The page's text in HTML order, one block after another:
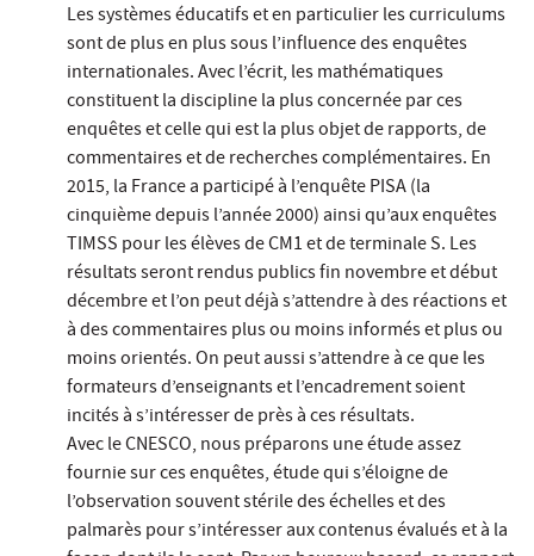
Les systèmes éducatifs et en particulier les curriculums
sont de plus en plus sous l’influence des enquêtes
internationales. Avec l’écrit, les mathématiques
constituent la discipline la plus concernée par ces
enquêtes et celle qui est la plus objet de rapports, de
commentaires et de recherches complémentaires. En
2015, la France a participé à l’enquête PISA (la
cinquième depuis l’année 2000) ainsi qu’aux enquêtes
TIMSS pour les élèves de CM1 et de terminale S. Les
résultats seront rendus publics fin novembre et début
décembre et l’on peut déjà s’attendre à des réactions et
à des commentaires plus ou moins informés et plus ou
moins orientés. On peut aussi s’attendre à ce que les
formateurs d’enseignants et l’encadrement soient
incités à s’intéresser de près à ces résultats.
Avec le CNESCO, nous préparons une étude assez
fournie sur ces enquêtes, étude qui s’éloigne de
l’observation souvent stérile des échelles et des
palmarès pour s’intéresser aux contenus évalués et à la